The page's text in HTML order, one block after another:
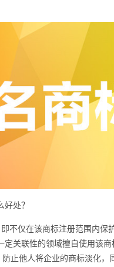
处？
不仅在该商标注册范围内保
定关联性的领域擅自使用该
防止他人将企业的商标淡化，